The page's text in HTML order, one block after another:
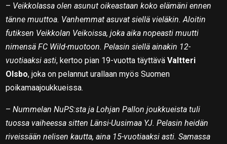
– Veikkolassa olen asunut oikeastaan koko elämäni ennen
tänne muuttoa. Vanhemmat asuvat siellä vieläkin. Aloitin
futiksen Veikkolan Veikoissa, joka aika nopeasti muutti
nimensä FC Wild-muotoon. Pelasin siellä ainakin 12-
vuotiaaksi asti, kertoo pian 19-vuotta täyttäväValtteri
Olsbo, joka on pelannut urallaan myös Suomen
poikamaajoukkueissa.
–Nummelan NuPS:sta ja Lohjan Pallon joukkueista tuli
tuossa vaiheessa sitten Länsi-Uusimaa YJ. Pelasin heidän
riveissään nelisen kautta, aina 15-vuotiaaksi asti. Samassa